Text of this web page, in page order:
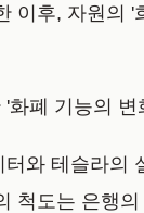
이후, 자원의
폐 기능의
와 테슬라의
척도는 은행